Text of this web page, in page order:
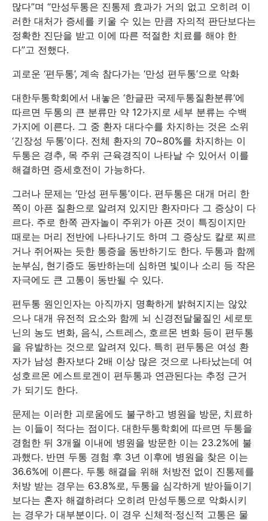
많다”며 “만성두통은 진통제 효과가 거의 없고 오히려 이
러한 대처가 증세를 키울 수 있는 만큼 자의적 판단보다는
정확한 진단을 받고 이에 따른 적절한 치료를 해야 한
다”고 전했다.
괴로운 ‘편두통’, 계속 참다가는 ‘만성 편두통’으로 악화
대한두통학회에서 내놓은 ‘한글판 국제두통질환분류’에
따르면 두통의 큰 분류만 약 12가지로 세부 분류는 수백
가지에 이른다. 그 중 환자 대다수를 차지하는 것은 소위
‘긴장성 두통’이다. 전체 환자의 70~80%를 차지하는 이
두통은 경추, 목 주위 근육경직이 나타날 수 있어서 이를
해결하면 증세호전이 가능하다.
그러나 문제는 ‘만성 편두통’이다. 편두통은 대개 머리 한
쪽이 아픈 질환으로 알려져 있지만 환자마다 그 증상이 다
르다. 주로 한쪽 관자놀이 주위가 아픈 것이 특징이지만
때로는 머리 전반에 나타나기도 하며 그 증상도 칼로 찌르
거나 쥐어짜는 듯한 통증을 동반하기도 한다. 두통과 함께
눈부심, 현기증도 동반하는데 심하면 빛이나 소리 등 작은
자극에도 큰 고통이 동반될 수 있다.
편두통 원인인자는 아직까지 명확하게 밝혀지지는 않았
으나 대개 유전적 요소와 함께 뇌 신경전달물질인 세로토
닌의 농도 변화, 음식, 스트레스, 호르몬 변화 등이 편두통
을 유발하는 것으로 알려져 있다. 특히 편두통은 여성 환
자가 남성 환자보다 2배 이상 많은 것으로 나타났는데 여
성호르몬 에스트로겐이 편두통과 연관된다는 추정 근거
가 되기도 한다.
문제는 이러한 괴로움에도 불구하고 병원을 방문, 치료하
는 이들이 적다는 점이다. 대한두통학회에 따르면 두통을
경험한 뒤 3개월 이내에 병원을 방문한 이는 23.2%에 불
과했다. 반면 두통 경험 후 3년 이후에 병원을 찾은 이는
36.6%에 이른다. 두통 해결을 위해 처방전 없이 진통제를
처방 받는 경우는 63.8%로, 두통을 심각하게 받아들이기
보다는 혼자 해결하려다 오히려 만성두통으로 악화시키
는 경우가 대부분이다. 이 경우 신체적·정신적 고통은 물